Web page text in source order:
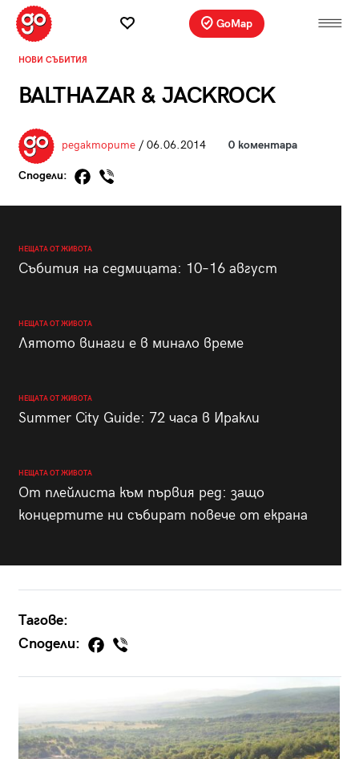
GoMap
НОВИ СЪБИТИЯ
BALTHAZAR & JACKROCK
редакторите/ 06.06.2014 0 коментара
Сподели:
НЕЩАТА ОТ ЖИВОТА
Събития на седмицата: 10–16 август
НЕЩАТА ОТ ЖИВОТА
Лятото винаги е в минало време
НЕЩАТА ОТ ЖИВОТА
Summer City Guide: 72 часа в Иракли
НЕЩАТА ОТ ЖИВОТА
От плейлиста към първия ред: защо
концертите ни събират повече от екрана
Тагове:
Сподели: